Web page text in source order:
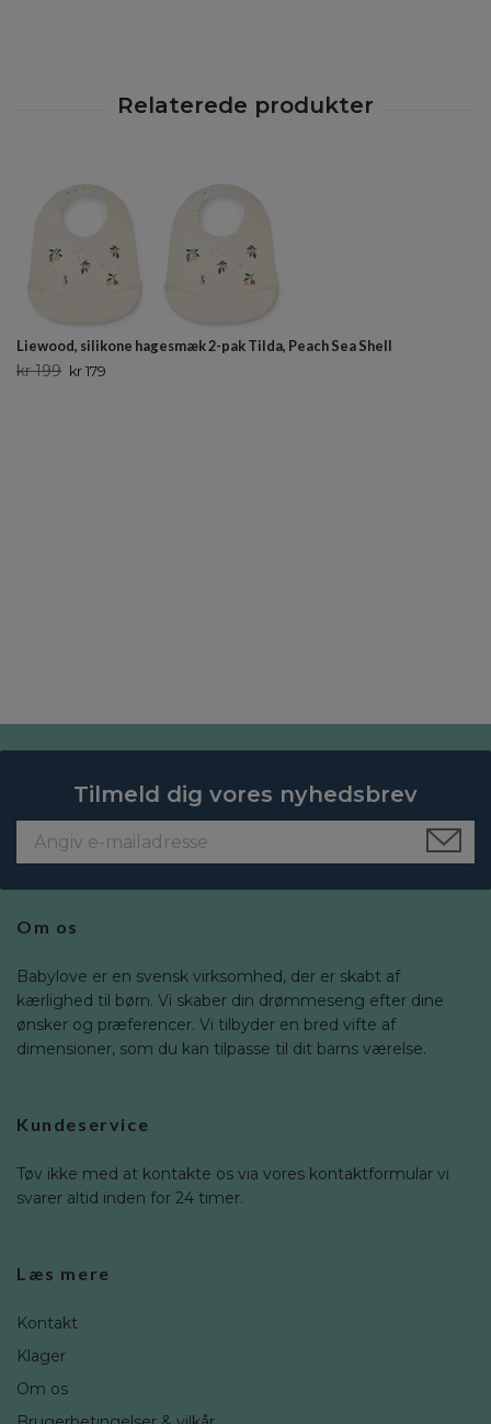
Liewood, silikone hagesmæk 2-pak Tilda, Peach Sea Shell
kr 199 kr 179
Tilmeld dig vores nyhedsbrev
Om os
Babylove er en svensk virksomhed, der er skabt af
kærlighed til børn. Vi skaber din drømmeseng efter dine
ønsker og præferencer. Vi tilbyder en bred vifte af
dimensioner, som du kan tilpasse til dit barns værelse.
Kundeservice
Tøv ikke med at kontakte os via vores kontaktformular vi
svarer altid inden for 24 timer.
Læs mere
Kontakt
Klager
Om os